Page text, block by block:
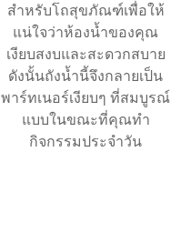
สำหรับโถสุขภัณฑ์เพื่อให้
แน่ใจว่าห้องน้ำของคุณ
เงียบสงบและสะดวกสบาย
ดังนั้นถังน้ำนี้จึงกลายเป็น
พาร์ทเนอร์เงียบๆ ที่สมบูรณ์
แบบในขณะที่คุณทำ
กิจกรรมประจำวัน